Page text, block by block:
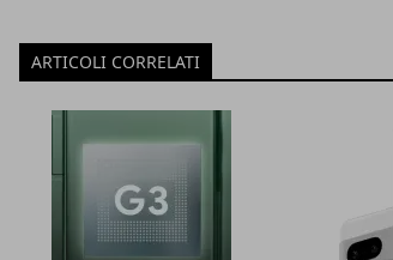
ARTICOLI CORRELATI